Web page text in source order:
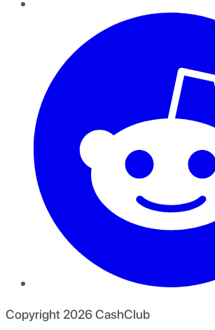
Copyright 2026CashClub